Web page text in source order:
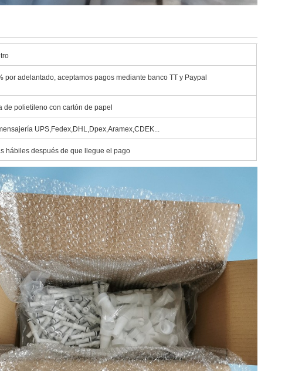
por adelantado, aceptamos pagos mediante banco TT y Paypal
de polietileno con cartón de papel
UPS,Fedex,DHL,Dpex,Aramex,CDEK...
hábiles después de que llegue el pago